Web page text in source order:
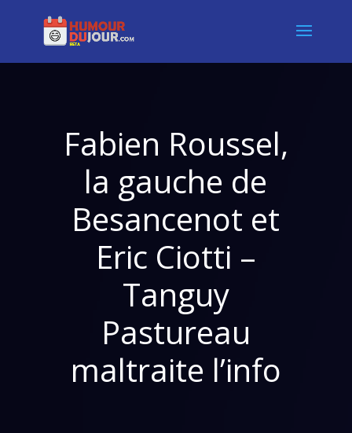
Fabien Roussel,
la gauche de
Besancenot et
Eric Ciotti –
Tanguy
Pastureau
maltraite l’info